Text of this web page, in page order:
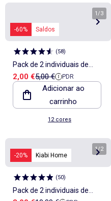
-60% Saldos
1 /3
(58)
Pack de 2 individuais de
mesa/guardanapos lisos 2
em 1 32 x 40 cm - Kiabi
Home
Preço de venda
2,00 €Preço de referência
5,00 € PDR
Adicionar ao
carrinho
12 cores
-20% Kiabi Home
1/2
(50)
Pack de 2 individuais de